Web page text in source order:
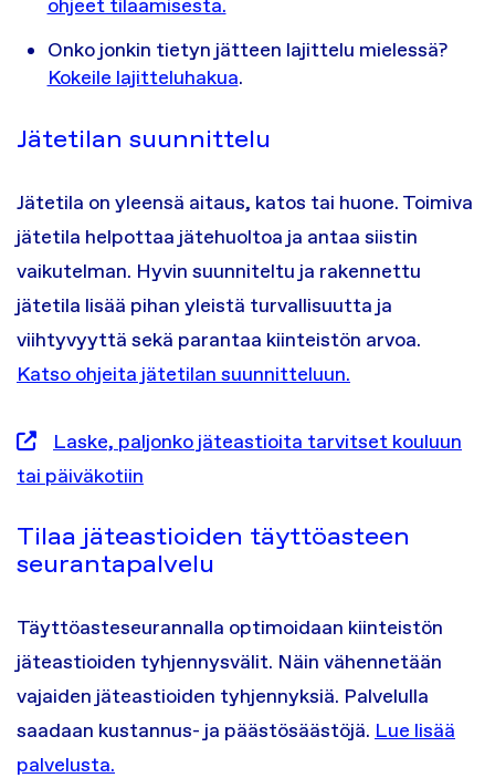
ohjeet tilaamisesta.
Onko jonkin tietyn jätteen lajittelu mielessä?
Kokeile lajitteluhakua.
Jätetilan suunnittelu
Jätetila on yleensä aitaus, katos tai huone. Toimiva
jätetila helpottaa jätehuoltoa ja antaa siistin
vaikutelman. Hyvin suunniteltu ja rakennettu
jätetila lisää pihan yleistä turvallisuutta ja
viihtyvyyttä sekä parantaa kiinteistön arvoa.
Katso ohjeita jätetilan suunnitteluun.
Laske, paljonko jäteastioita tarvitset kouluun
tai päiväkotiin
Tilaa jäteastioiden täyttöasteen
seurantapalvelu
Täyttöasteseurannalla optimoidaan kiinteistön
jäteastioiden tyhjennysvälit. Näin vähennetään
vajaiden jäteastioiden tyhjennyksiä. Palvelulla
saadaan kustannus- ja päästösäästöjä. Lue lisää
palvelusta.